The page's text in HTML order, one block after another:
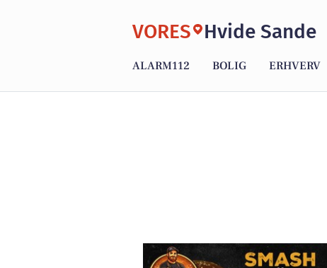
VORES Hvide Sande
ALARM112 BOLIG ERHVERV